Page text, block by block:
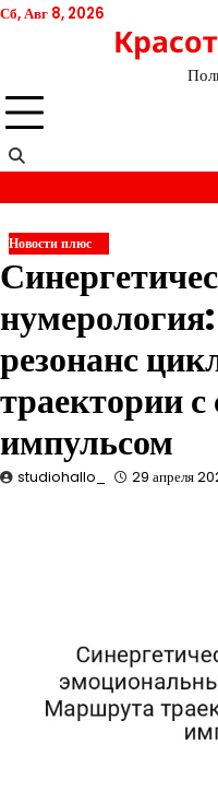
Перейти
Сб, Авг 8, 2026
Новости плюс
резонанс
траектории
импульсом
studiohallo_ 29 апреля